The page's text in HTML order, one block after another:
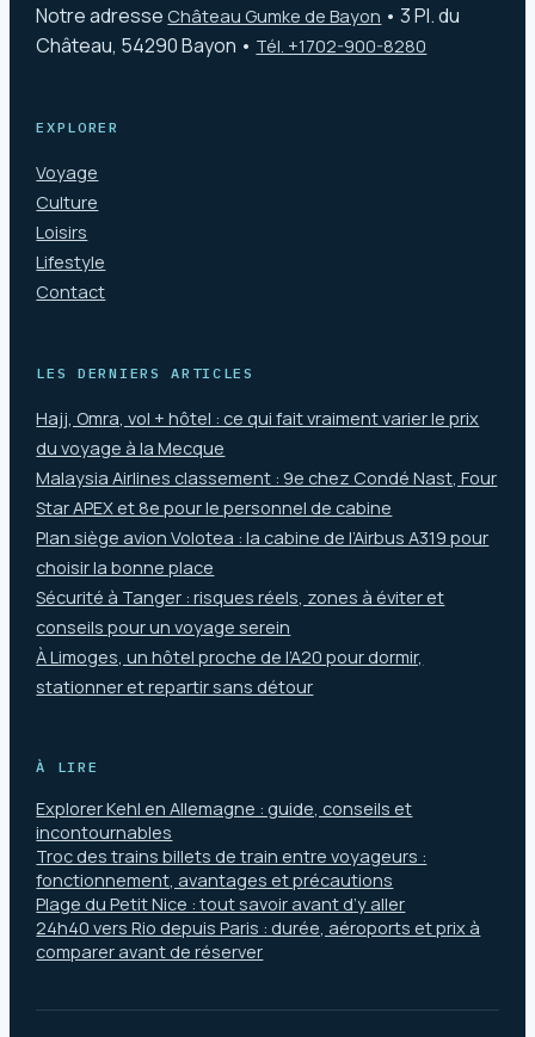
Notre adresse Château Gumke de Bayon •3 Pl. du
Château, 54290 Bayon • Tél. +1702-900-8280
EXPLORER
Voyage
Culture
Loisirs
Lifestyle
Contact
LES DERNIERS ARTICLES
Hajj, Omra, vol + hôtel : ce qui fait vraiment varier le prix
du voyage à la Mecque
Malaysia Airlines classement : 9e chez Condé Nast, Four
Star APEX et 8e pour le personnel de cabine
Plan siège avion Volotea : la cabine de l’Airbus A319 pour
choisir la bonne place
Sécurité à Tanger : risques réels, zones à éviter et
conseils pour un voyage serein
À Limoges, un hôtel proche de l’A20 pour dormir,
stationner et repartir sans détour
À LIRE
Explorer Kehl en Allemagne : guide, conseils et
incontournables
Troc des trains billets de train entre voyageurs :
fonctionnement, avantages et précautions
Plage du Petit Nice : tout savoir avant d’y aller
24h40 vers Rio depuis Paris : durée, aéroports et prix à
comparer avant de réserver